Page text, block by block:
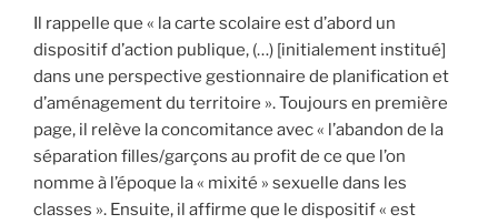
Il rappelle que « la carte scolaire est d’abord un
dispositif d’action publique, (…) [initialement institué]
dans une perspective gestionnaire de planification et
d’aménagement du territoire ». Toujours en première
page, il relève la concomitance avec « l’abandon de la
séparation filles/garçons au profit de ce que l’on
nomme à l’époque la « mixité » sexuelle dans les
classes ». Ensuite, il affirme que le dispositif « est